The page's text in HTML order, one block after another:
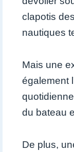
clapotis
nautiques
Mais une
également
du bateau
De plus,